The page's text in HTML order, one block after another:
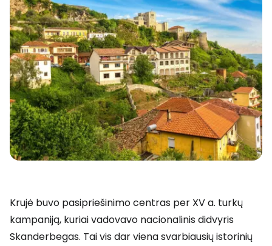
Krujė buvo pasipriešinimo centras per XV a. turkų
kampaniją, kuriai vadovavo nacionalinis didvyris
Skanderbegas. Tai vis dar viena svarbiausių istorinių
Tęsti el. paštu